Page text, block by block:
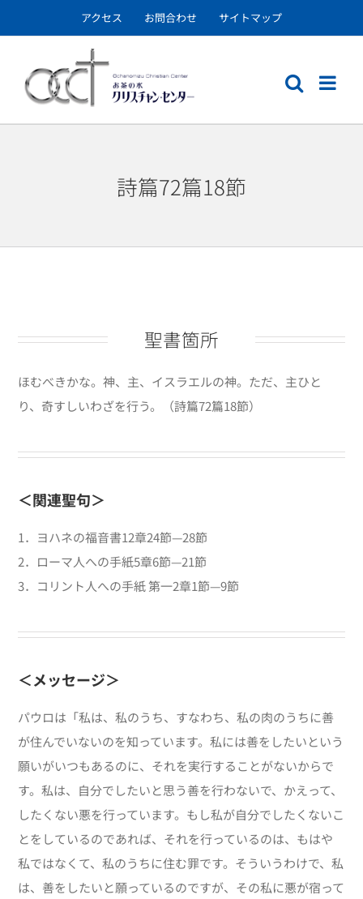
to
アクセス お問合わせ サイトマップ
詩篇72篇18節
聖書箇所
ほむべきかな。神、主、イスラエルの神。ただ、主ひと
り、奇すしいわざを行う。（詩篇72篇18節）
＜関連聖句＞
1．ヨハネの福音書12章24節—28節
2．ローマ人への手紙5章6節—21節
3．コリント人への手紙 第一2章1節—9節
＜メッセージ＞
パウロは「私は、私のうち、すなわち、私の肉のうちに善
が住んでいないのを知っています。私には善をしたいという
願いがいつもあるのに、それを実行することがないからで
す。私は、自分でしたいと思う善を行わないで、かえって、
したくない悪を行っています。もし私が自分でしたくないこ
とをしているのであれば、それを行っているのは、もはや
私ではなくて、私のうちに住む罪です。そういうわけで、私
は、善をしたいと願っているのですが、その私に悪が宿って